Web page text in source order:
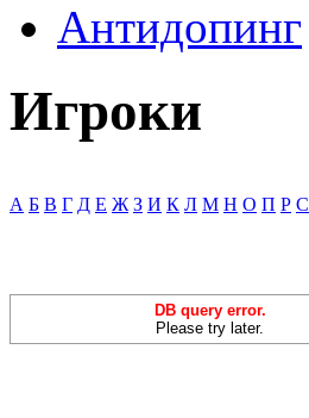
Антидопинг
Игроки
А Б В Г Д Е Ж З И К Л М Н О П Р С
DB query error.
Please try later.